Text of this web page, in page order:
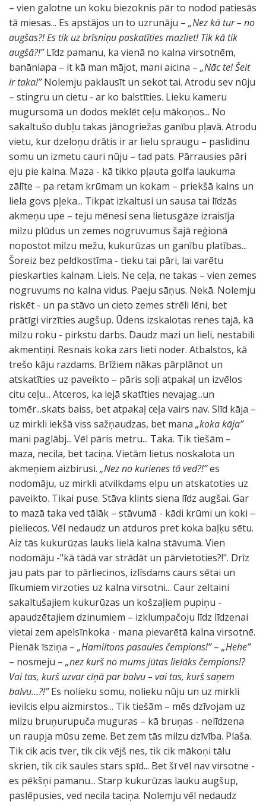
– vien galotne un koku biezoknis pār to nodod patiesās
tā miesas... Es apstājos un to uzrunāju – „Nez kā tur – no
augšas?! Es tik uz brīsniņu paskatīties mazliet! Tik kā tik
augšā?!”Līdz pamanu, ka vienā no kalna virsotnēm,
banānlapa – it kā man mājot, mani aicina – „Nāc te! Šeit
ir taka!”Nolemju paklausīt un sekot tai. Atrodu sev nūju
– stingru un cietu - ar ko balstīties. Lieku kameru
mugursomā un dodos meklēt ceļu mākoņos... No
sakaltušo dubļu takas jānogriežas ganību pļavā. Atrodu
vietu, kur dzeloņu drātis ir ar lielu spraugu – paslidinu
somu un izmetu cauri nūju – tad pats. Pārrausies pāri
eju pie kalna. Maza - kā tikko pļauta golfa laukuma
zālīte – pa retam krūmam un kokam – priekšā kalns un
liela govs pļeka... Tikpat izkaltusi un sausa tai līdzās
akmeņu upe – teju mēnesi sena lietusgāze izraisīja
milzu plūdus un zemes nogruvumus šajā reģionā
nopostot milzu mežu, kukurūzas un ganību platības...
Šoreiz bez peldkostīma - tieku tai pāri, lai varētu
pieskarties kalnam. Liels. Ne ceļa, ne takas – vien zemes
nogruvums no kalna vidus. Paeju sāņus. Nekā. Nolemju
riskēt - un pa stāvo un cieto zemes strēli lēni, bet
prātīgi virzīties augšup. Ūdens izskalotas renes tajā, kā
milzu roku - pirkstu darbs. Daudz mazi un lieli, nestabili
akmentiņi. Resnais koka zars lieti noder. Atbalstos, kā
trešo kāju razdams. Brīžiem nākas pārplānot un
atskatīties uz paveikto – pāris soļi atpakaļ un izvēlos
citu ceļu... Atceros, ka lejā skatīties nevajag...un
tomēr...skats baiss, bet atpakaļ ceļa vairs nav. Slīd kāja –
uz mirkli iekšā viss sažņaudzas, bet mana „koka kāja”
mani paglābj... Vēl pāris metru... Taka. Tik tiešām –
maza, necila, bet taciņa. Vietām lietus noskalota un
akmeņiem aizbirusi. „Nez no kurienes tā ved?!”es
nodomāju, uz mirkli atvilkdams elpu un atskatoties uz
paveikto. Tikai puse. Stāva klints siena līdz augšai. Gar
to mazā taka ved tālāk – stāvumā - kādi krūmi un koki –
pieliecos. Vēl nedaudz un atduros pret koka baļķu sētu.
Aiz tās kukurūzas lauks lielā kalna stāvumā. Vien
nodomāju -"kā tādā var strādāt un pārvietoties?!". Drīz
jau pats par to pārliecinos, izlīsdams caurs sētai un
līkumiem virzoties uz kalna virsotni... Caur zeltaini
sakaltušajiem kukurūzas un košzaļiem pupiņu -
apaudzētajiem dzinumiem – izklumpačoju līdz līdzenai
vietai zem apelsīnkoka - mana pievarētā kalna virsotnē.
Pienāk īsziņa – „Hamiltons pasaules čempions!”– „Hehe”
– nosmeju – „nez kurš no mums jūtas lielāks čempions!?
Vai tas, kurš uzvar cīņā par balvu – vai tas, kurš saņem
balvu...?!”Es nolieku somu, nolieku nūju un uz mirkli
ievilcis elpu aizmirstos... Tik tiešām – mēs dzīvojam uz
milzu bruņurupuča muguras – kā bruņas - nelīdzena
un raupja mūsu zeme. Bet zem tās milzu dzīvība. Plaša.
Tik cik acis tver, tik cik vējš nes, tik cik mākoņi tālu
skrien, tik cik saules stars spīd... Bet šī vēl nav virsotne -
es pēkšņi pamanu... Starp kukurūzas lauku augšup,
paslēpusies, ved necila taciņa. Nolemju vēl nedaudz